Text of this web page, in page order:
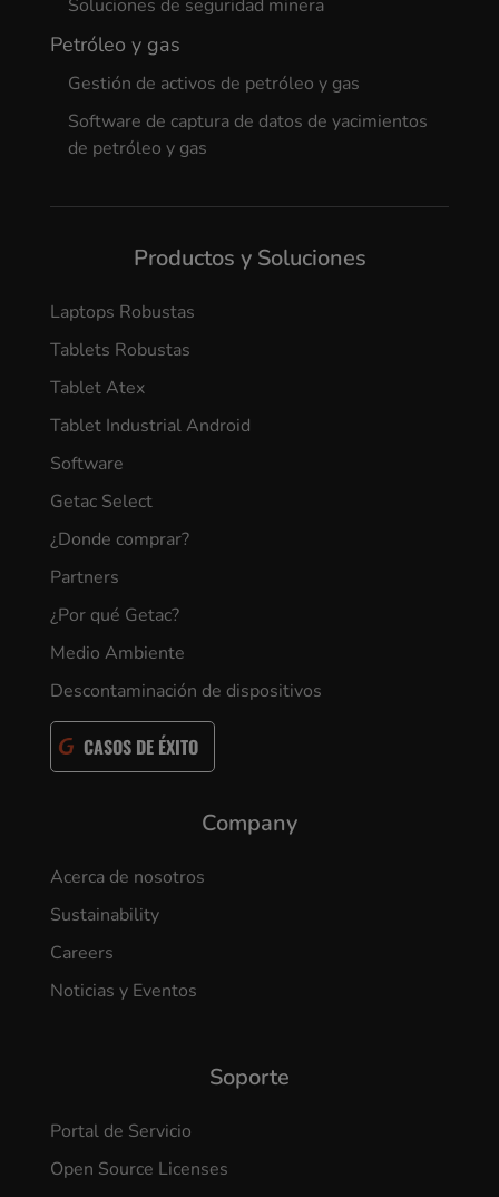
Soluciones de seguridad minera
Petróleo y gas
Gestión de activos de petróleo y gas
Software de captura de datos de yacimientos
de petróleo y gas
Productos y Soluciones
Laptops Robustas
Tablets Robustas
Tablet Atex
Tablet Industrial Android
Software
Getac Select
¿Donde comprar?
Partners
¿Por qué Getac?
Medio Ambiente
Descontaminación de dispositivos
CASOS DE ÉXITO
Company
Acerca de nosotros
Sustainability
Careers
Noticias y Eventos
Soporte
Portal de Servicio
Open Source Licenses